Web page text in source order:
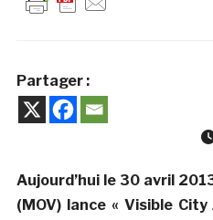
Partager :
Aujourd’hui le 30 avril
(MOV) lance « Visible